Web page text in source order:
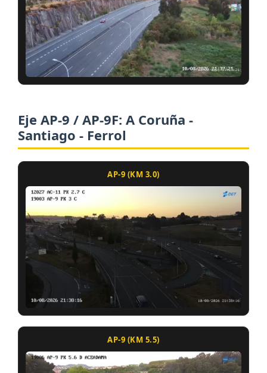
Eje AP-9 / AP-9F: A Coruña -
Santiago - Ferrol
AP-9 (KM 3.0)
AP-9 (KM 5.5)